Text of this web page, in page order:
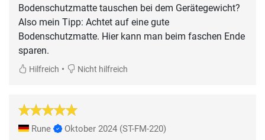
Bodenschutzmatte tauschen bei dem Gerätegewicht?
Also mein Tipp: Achtet auf eine gute
Bodenschutzmatte. Hier kann man beim faschen Ende
sparen.
Hilfreich • Nicht hilfreich
Rune Oktober 2024 (ST-FM-220)